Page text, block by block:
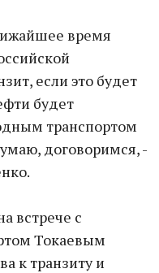
время
если это будет
будет
транспортом
договоримся, -
встрече с
Токаевым
к транзиту и